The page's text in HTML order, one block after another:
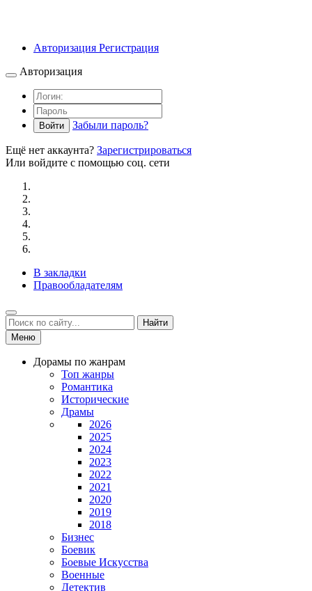
Авторизация Регистрация
Авторизация
Войти Забыли пароль?
Ещё нет аккаунта? Зарегистрироваться
Или войдите с помощью соц. сети
В закладки
Правообладателям
Найти
Меню
Дорамы по жанрам
Топ жанры
Романтика
Исторические
Драмы
2026
2025
2024
2023
2022
2021
2020
2019
2018
Бизнес
Боевик
Боевые Искусства
Военные
Детектив